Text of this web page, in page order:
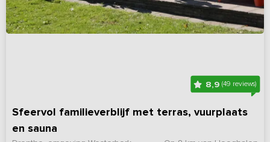
8,9 (49 reviews)
Sfeervol familieverblijf met terras, vuurplaats
en sauna